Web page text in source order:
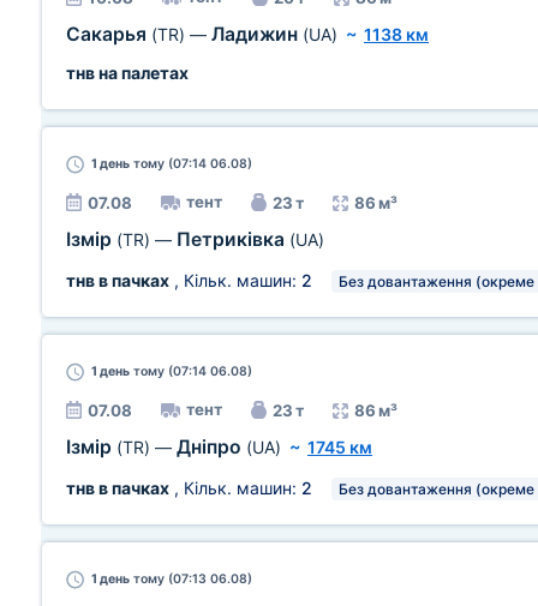
Сакарья (TR) — Ладижин (UA) ~ 1138 км
тнв на палетах
1 день тому (07:14 06.08)
07.08 тент 23 т 86 м³
Ізмір (TR) — Петриківка (UA)
тнв в пачках , Кільк. машин: 2 Без довантаження (окреме
1 день тому (07:14 06.08)
07.08 тент 23 т 86 м³
Ізмір (TR) — Дніпро (UA) ~ 1745 км
тнв в пачках , Кільк. машин: 2 Без довантаження (окреме
1 день тому (07:13 06.08)